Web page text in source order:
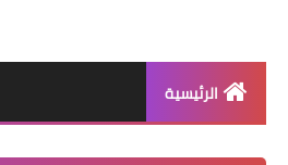
الرئيسية